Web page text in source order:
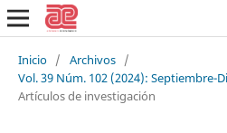
Inicio / Archivos /
Vol. 39 Núm. 102 (2024): Septiembre-
Artículos de investigación